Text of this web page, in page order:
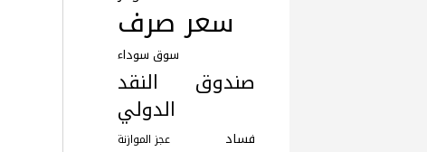
سعر صرف
سوق سوداء
صندوق النقد
الدولي
عجز الموازنة فساد